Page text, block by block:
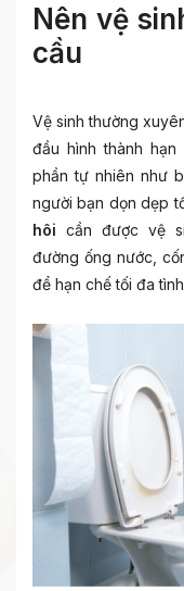
Nên vệ
cầu
Vệ sinh thường
đầu hình thành
phần tự nhiên như
người bạn dọn dẹp
hôicần được vệ
đường ống nước,
để hạn chế tối đa